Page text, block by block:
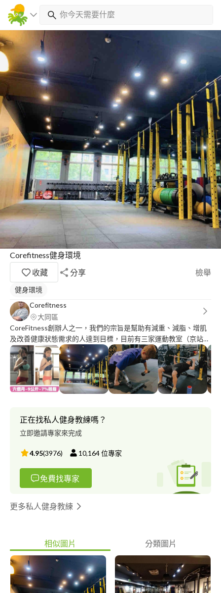
Corefitness健身環境
收藏
分享 檢舉
健身環境
Corefitness
大同區
CoreFitness創辦人之一，我們的宗旨是幫助有減重、減脂、增肌
及改善健康狀態需求的人達到目標，目前有三家運動教室（京站、
雙連、長春），如果你有需求，我來幫助你 最新消息！ 宜蘭目前
展出一家分店，歡迎宜蘭的朋友詢問
正在找私人健身教練嗎？
立即邀請專家來完成
4.95(3976) 10,164位專家
免費找專家
更多私人健身教練
相似圖片 分類圖片